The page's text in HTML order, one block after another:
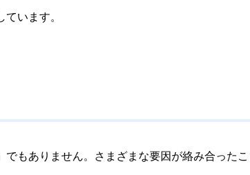
います。
もありません。さまざまな要因が絡み合った